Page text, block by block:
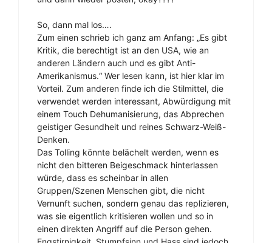
So, dann mal los….
Zum einen schrieb ich ganz am Anfang: „Es gibt
Kritik, die berechtigt ist an den USA, wie an
anderen Ländern auch und es gibt Anti-
Amerikanismus.“ Wer lesen kann, ist hier klar im
Vorteil. Zum anderen finde ich die Stilmittel, die
verwendet werden interessant, Abwürdigung mit
einem Touch Dehumanisierung, das Abprechen
geistiger Gesundheit und reines Schwarz-Weiß-
Denken.
Das Tolling könnte belächelt werden, wenn es
nicht den bitteren Beigeschmack hinterlassen
würde, dass es scheinbar in allen
Gruppen/Szenen Menschen gibt, die nicht
Vernunft suchen, sondern genau das replizieren,
was sie eigentlich kritisieren wollen und so in
einen direkten Angriff auf die Person gehen.